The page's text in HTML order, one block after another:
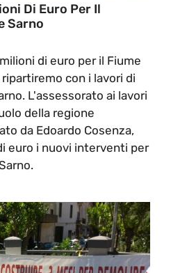
Di Euro Per Il
Sarno
di euro per il Fiume
con i lavori di
L'assessorato ai lavori
della regione
da Edoardo Cosenza,
euro i nuovi interventi per